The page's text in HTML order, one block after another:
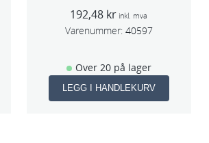
192,48 kr inkl. mva
Varenummer: 40597
Over 20 på lager
LEGG I HANDLEKURV